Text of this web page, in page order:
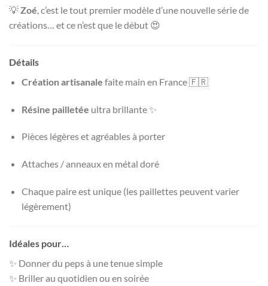
💡Zoé, c’est le tout premier modèle d’une nouvelle série de
créations… et ce n’est que le début 😍
Détails
Création artisanale faite main en France 🇫🇷
Résine pailletée ultra brillante ✨
Pièces légères et agréables à porter
Attaches / anneaux en métal doré
Chaque paire est unique (les paillettes peuvent varier
légèrement)
Idéales pour…
✨ Donner du peps à une tenue simple
✨ Briller au quotidien ou en soirée